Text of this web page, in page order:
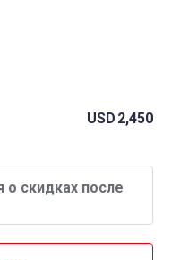
USD 2,450
о скидках после